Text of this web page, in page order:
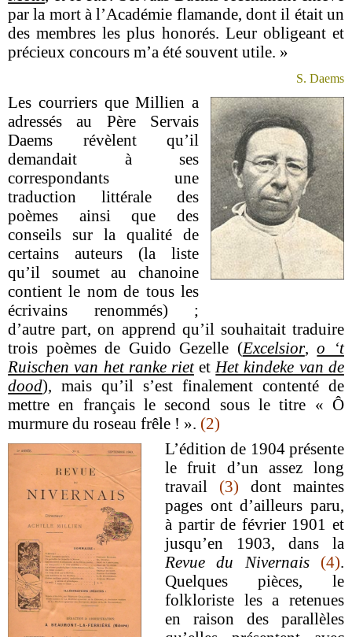
par la mort à l’Académie flamande, dont il était un
des membres les plus honorés. Leur obligeant et
précieux concours m’a été souvent utile. »
S. Daems
Les courriers que Millien a
adressés au Père Servais
Daems révèlent qu’il
demandait à ses
correspondants une
traduction littérale des
poèmes ainsi que des
conseils sur la qualité de
certains auteurs (la liste
qu’il soumet au chanoine
contient le nom de tous les
écrivains renommés) ;
d’autre part, on apprend qu’il souhaitait traduire
trois poèmes de Guido Gezelle (Excelsior,o ‘t
Ruischen van het ranke rietetHet kindeke van de
dood), mais qu’il s’est finalement contenté de
mettre en français le second sous le titre « Ô
murmure du roseau frêle ! ». (2)
L’édition de 1904 présente
le fruit d’un assez long
travail (3) dont maintes
pages ont d’ailleurs paru,
à partir de février 1901 et
jusqu’en 1903, dans la
Revue du Nivernais
(4).
Quelques pièces, le
folkloriste les a retenues
en raison des parallèles